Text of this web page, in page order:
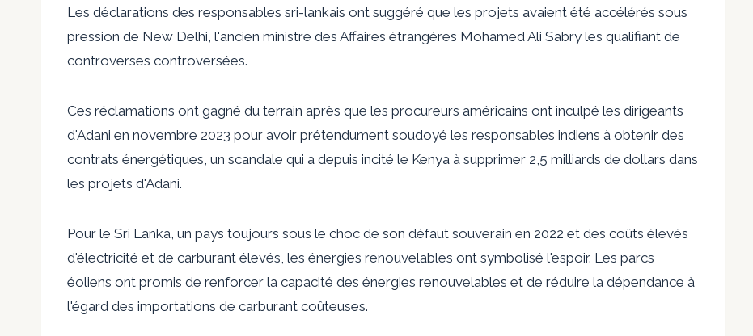
Les déclarations des responsables sri-lankais ont suggéré que les projets avaient été accélérés sous
pression de New Delhi, l'ancien ministre des Affaires étrangères Mohamed Ali Sabry les qualifiant de
controverses controversées.
Ces réclamations ont gagné du terrain après que les procureurs américains ont inculpé les dirigeants
d'Adani en novembre 2023 pour avoir prétendument soudoyé les responsables indiens à obtenir des
contrats énergétiques, un scandale qui a depuis incité le Kenya à supprimer 2,5 milliards de dollars dans
les projets d'Adani.
Pour le Sri Lanka, un pays toujours sous le choc de son défaut souverain en 2022 et des coûts élevés
d'électricité et de carburant élevés, les énergies renouvelables ont symbolisé l'espoir. Les parcs
éoliens ont promis de renforcer la capacité des énergies renouvelables et de réduire la dépendance à
l'égard des importations de carburant coûteuses.